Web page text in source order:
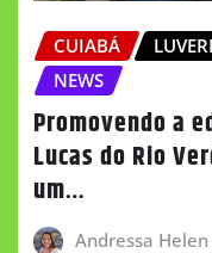
CUIABÁ
NEWS
Promovendo a
Lucas do Rio
um…
Andressa